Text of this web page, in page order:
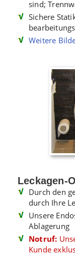
sind;
Sichere
Weitere
Leckagen-
Durch den
durch Ihre
Unsere
Ablagerung
Notruf:
Kunde